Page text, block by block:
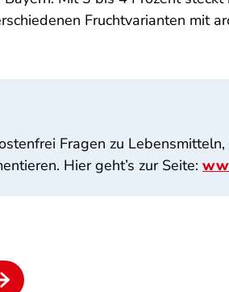
Fruchtvarianten mit
Fragen zu
Hier geht’s zur Seite: